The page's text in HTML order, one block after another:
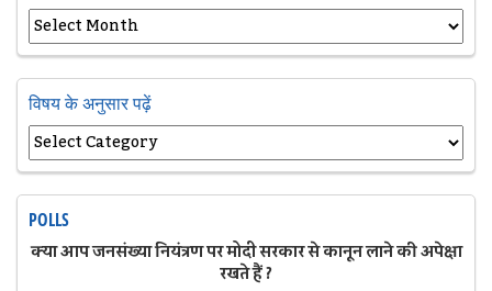
विषय के अनुसार पढ़ें
POLLS
क्या आप जनसंख्या नियंत्रण पर मोदी सरकार से कानून लाने की अपेक्षा
रखते हैं ?